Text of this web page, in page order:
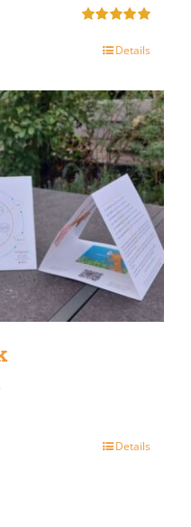
5.00uit 5Details
Details